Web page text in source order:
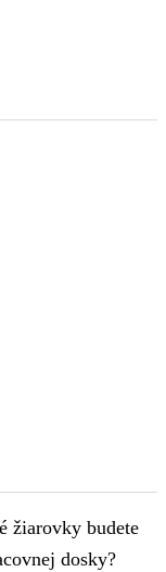
žiarovky budete
dosky?